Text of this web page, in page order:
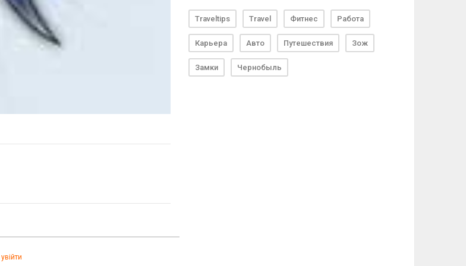
увійти
Traveltips Travel Фитнес Работа
Карьера Авто Путешествия Зож
Замки Чернобыль